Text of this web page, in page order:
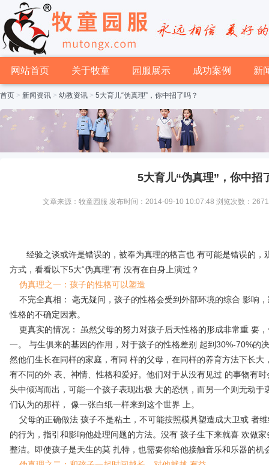
网站首页 关于牧童 园服展示 成功案例 新
首页 > 新闻资讯 > 幼教资讯 > 5大育儿“伪真理”，你中招了吗？
5大育儿“伪真理”，你中招
文章来源：牧童园服 发布时间：2014-09-10 10:07:48 浏览次数：2671
经验之谈或许是错误的，被奉为真理的格言也 有可能是错误的
方式，看看以下5大“伪真理”有 没有在自身上演过？
伪真理之一：孩子的性格可以塑造
不完全真相： 毫无疑问，孩子的性格会受到外部环境的综合 影响
性格的不确定因素。
更真实的情况： 虽然父母的努力对孩子后天性格的形成非常重 要
一。 与生俱来的基因的作用，对于孩子的性格差别 起到30%-70%的
然他们生长在同样的家庭，有同 样的父母，在同样的养育方法下长
有不同的外 表、神情、性格和爱好。他们对于从没有见过 的事物有
头中倾泻而出，可能一个孩子表现出极 大的恐惧，而另一个则无动
们认为的那样， 像一张白纸一样来到这个世界 上。
父母的正确做法 孩子不是粘土，不可能按照模具塑造成大卫或 者
的行为，指引和影响他处理问题的方法。没有 孩子生下来就喜 欢做
整洁。即使孩子是天生的莫 扎特，也需要你给他接触音乐和乐器的机